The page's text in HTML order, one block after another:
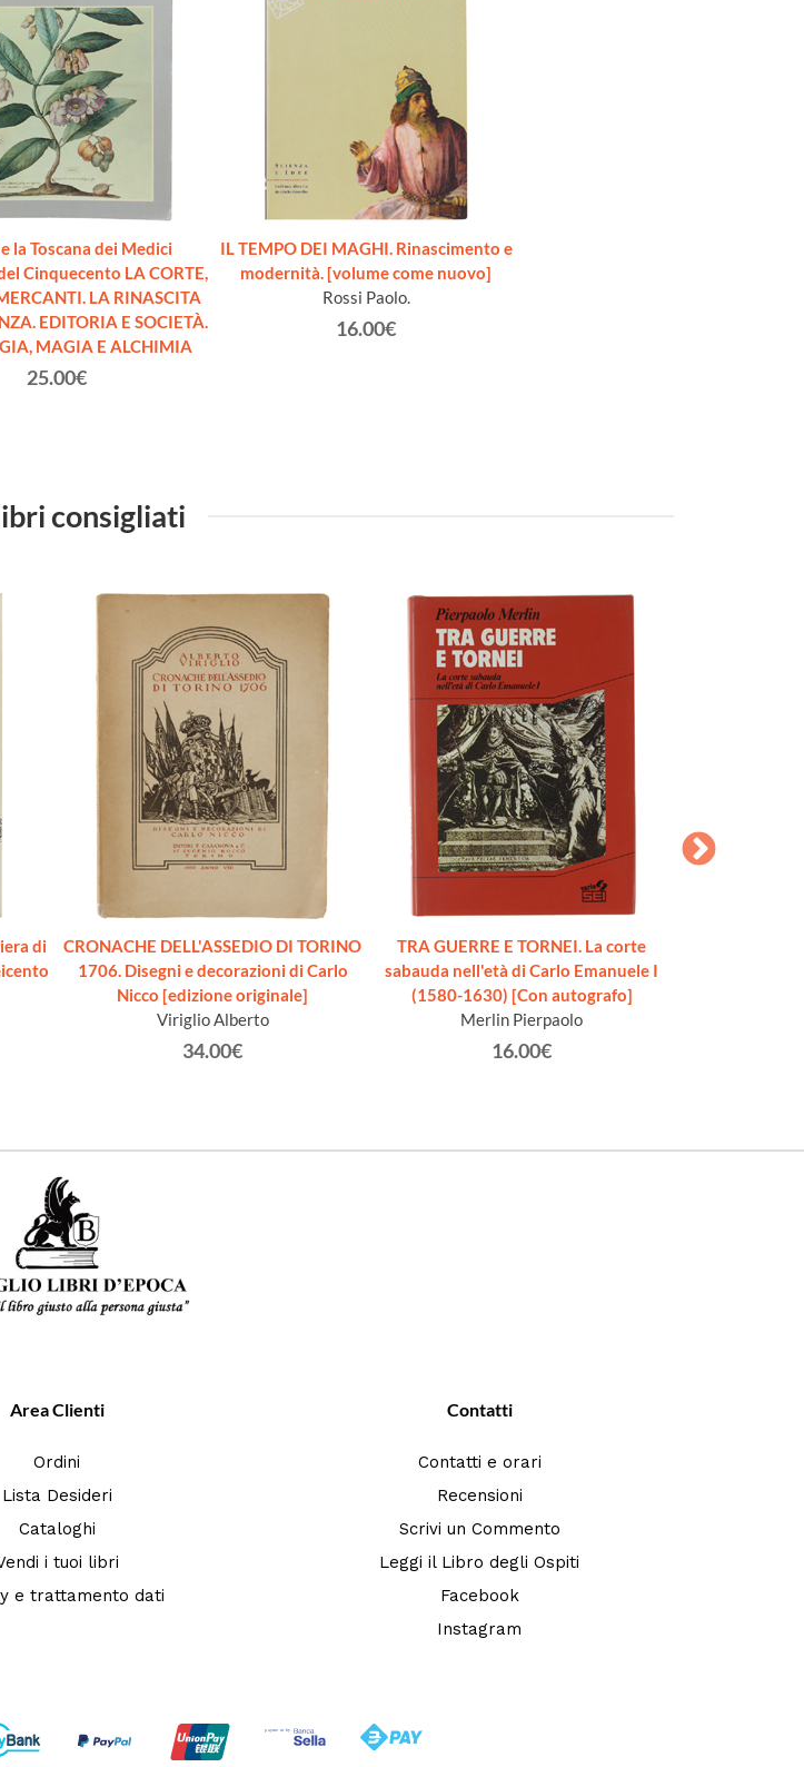
la Toscana dei Medici
Cinquecento LA CORTE,
LA RINASCITA
EDITORIA E SOCIETÀ.
MAGIA E ALCHIMIA
25.00€
IL TEMPO DEI MAGHI. Rinascimento e
modernità. [volume come nuovo]
Rossi Paolo.
16.00€
consigliati
di
CRONACHE DELL'ASSEDIO DI TORINO
1706. Disegni e decorazioni di Carlo
Nicco [edizione originale]
Viriglio Alberto
34.00€
TRA GUERRE E TORNEI. La corte
sabauda nell'età di Carlo Emanuele I
(1580-1630) [Con autografo]
Merlin Pierpaolo
16.00€
Area Clienti
Ordini
Lista Desideri
Cataloghi
i tuoi libri
e trattamento dati
Contatti
Contatti e orari
Recensioni
Scrivi un Commento
Leggi il Libro degli Ospiti
Facebook
Instagram